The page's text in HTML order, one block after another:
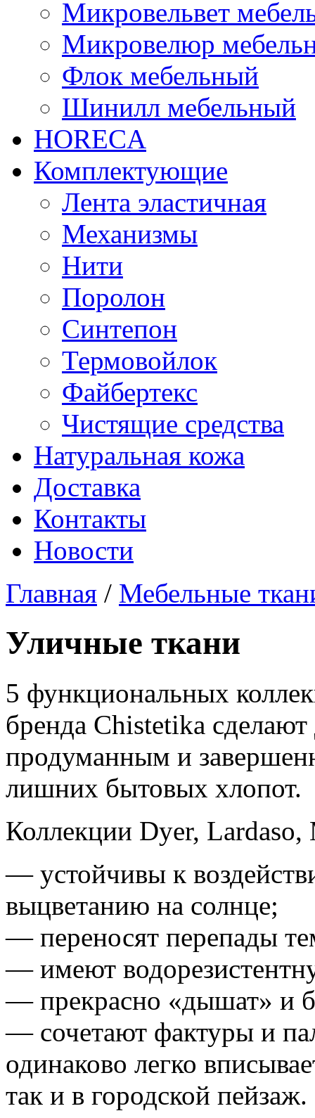
Микровельвет
Микровелюр
Флок мебельный
Шинилл мебельный
HORECA
Комплектующие
Лента эластичная
Механизмы
Нити
Поролон
Синтепон
Термовойлок
Файбертекс
Чистящие средства
Натуральная кожа
Доставка
Контакты
Новости
Главная / Мебельные
Уличные ткани
5 функциональных
бренда Chistetika
продуманным и
лишних бытовых хлопот.
Коллекции Dyer,
— устойчивы к
выцветанию на солнце;
— переносят перепады
— имеют
— прекрасно «дышат» и
— сочетают фактуры и
одинаково легко
так и в городской пейзаж.